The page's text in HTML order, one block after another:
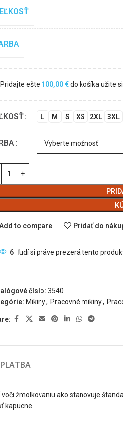
Pridajte ešte 100,00€do košíka užite
L M S XS 2XL 3XL
Add to compare Pridať do
6 ľudí si práve prezerá tento
číslo: 3540
Mikiny, Pracovné mikiny,
žmolkovaniu ako stanovuje
kapucne